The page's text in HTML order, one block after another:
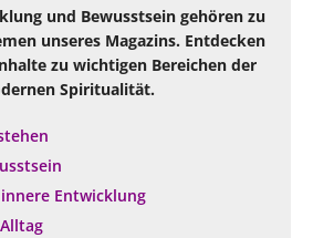
und Bewusstsein gehören zu
unseres Magazins. Entdecken
zu wichtigen Bereichen der
Spiritualität.
Entwicklung